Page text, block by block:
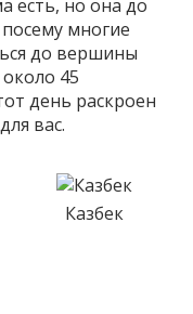
есть, но она до
многие
до вершины
45
день раскроен
вас.
Казбек